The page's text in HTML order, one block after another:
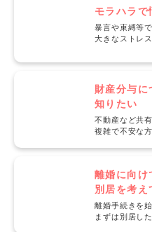
モラハラで
暴言や束縛等
大きなストレ
財産分与に
知りたい
不動産など共
複雑で不安な
離婚に向け
別居を考え
離婚手続きを
まずは別居し